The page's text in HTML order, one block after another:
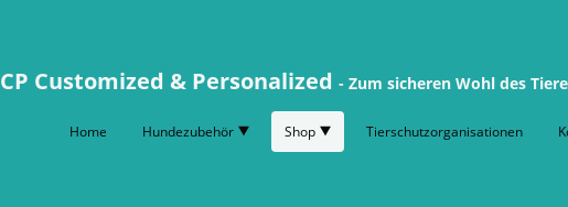
CP Customized & Personalized - Zum sicheren Wohl des
Home Hundezubehör Shop Tierschutzorganisationen